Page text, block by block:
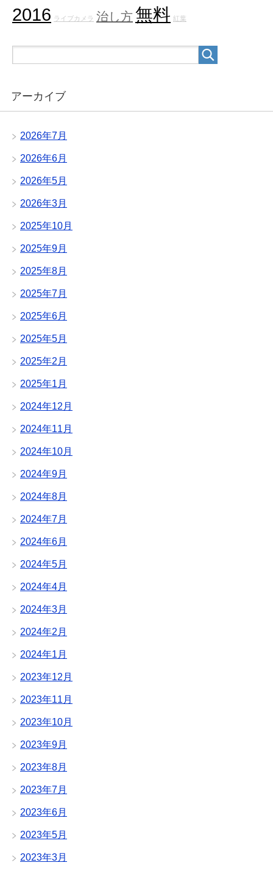
2016 ライブカメラ 治し方無料 紅葉
アーカイブ
2026年7月
2026年6月
2026年5月
2026年3月
2025年10月
2025年9月
2025年8月
2025年7月
2025年6月
2025年5月
2025年2月
2025年1月
2024年12月
2024年11月
2024年10月
2024年9月
2024年8月
2024年7月
2024年6月
2024年5月
2024年4月
2024年3月
2024年2月
2024年1月
2023年12月
2023年11月
2023年10月
2023年9月
2023年8月
2023年7月
2023年6月
2023年5月
2023年3月